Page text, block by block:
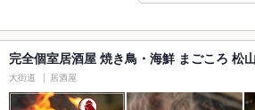
完全個室居酒屋 焼き鳥・海鮮 まごころ 松
大街道 居酒屋